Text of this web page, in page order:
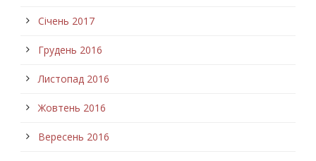
Січень 2017
Грудень 2016
Листопад 2016
Жовтень 2016
Вересень 2016